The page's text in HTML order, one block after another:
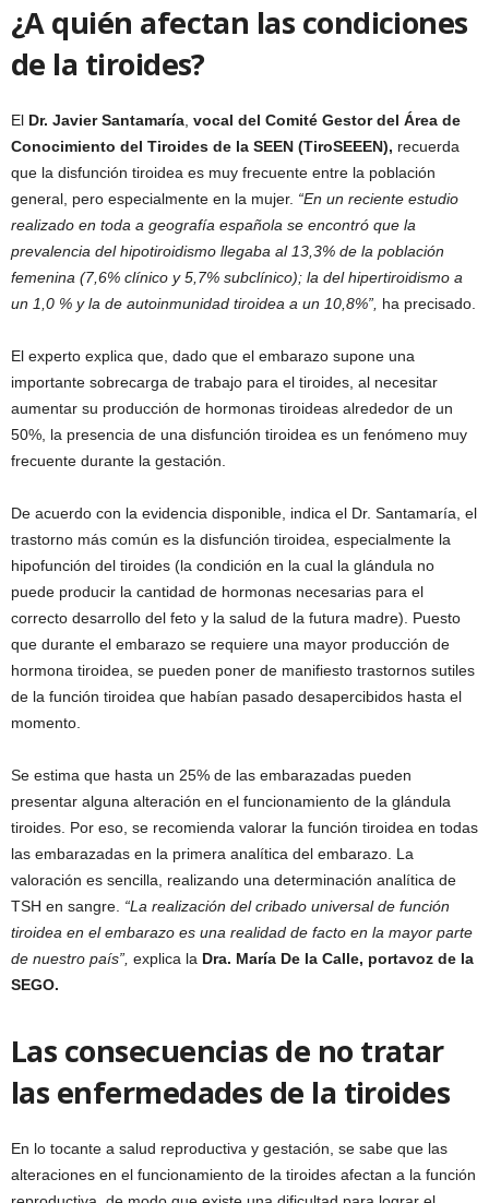
¿A quién afectan las condiciones
de la tiroides?
El Dr. Javier Santamaría vocal del Comité Gestor del Área de
Conocimiento del Tiroides de la SEEN (TiroSEEEN), recuerda
que la disfunción tiroidea es muy frecuente entre la población
general, pero especialmente en la mujer. “En un reciente estudio
realizado en toda a geografía española se encontró que la
prevalencia del hipotiroidismo llegaba al 13,3% de la población
femenina (7,6% clínico y 5,7% subclínico); la del hipertiroidismo a
un 1,0 % y la de autoinmunidad tiroidea a un 10,8%”, ha precisado.
El experto explica que, dado que el embarazo supone una
importante sobrecarga de trabajo para el tiroides, al necesitar
aumentar su producción de hormonas tiroideas alrededor de un
50%, la presencia de una disfunción tiroidea es un fenómeno muy
frecuente durante la gestación.
De acuerdo con la evidencia disponible, indica el Dr. Santamaría, el
trastorno más común es la disfunción tiroidea, especialmente la
hipofunción del tiroides (la condición en la cual la glándula no
puede producir la cantidad de hormonas necesarias para el
correcto desarrollo del feto y la salud de la futura madre). Puesto
que durante el embarazo se requiere una mayor producción de
hormona tiroidea, se pueden poner de manifiesto trastornos sutiles
de la función tiroidea que habían pasado desapercibidos hasta el
momento.
Se estima que hasta un 25% de las embarazadas pueden
presentar alguna alteración en el funcionamiento de la glándula
tiroides. Por eso, se recomienda valorar la función tiroidea en todas
las embarazadas en la primera analítica del embarazo. La
valoración es sencilla, realizando una determinación analítica de
TSH en sangre. “La realización del cribado universal de función
tiroidea en el embarazo es una realidad de facto en la mayor parte
de nuestro país”, explica la Dra. María De la Calle, portavoz de la
SEGO.
Las consecuencias de no tratar
las enfermedades de la tiroides
En lo tocante a salud reproductiva y gestación, se sabe que las
alteraciones en el funcionamiento de la tiroides afectan a la función